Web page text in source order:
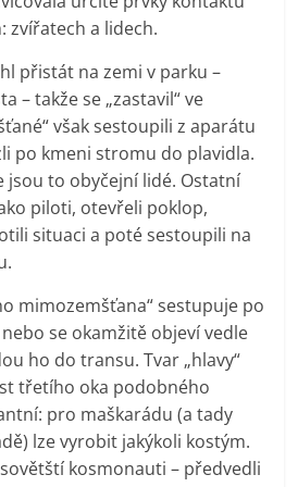
zvířatech a lidech.
přistát na zemi v parku –
– takže se „zastavil“ ve
však sestoupili z aparátu
po kmeni stromu do plavidla.
jsou to obyčejní lidé. Ostatní
piloti, otevřeli poklop,
situaci a poté sestoupili na
mimozemšťana“ sestupuje po
se okamžitě objeví vedle
ho do transu. Tvar „hlavy“
třetího oka podobného
pro maškarádu (a tady
lze vyrobit jakýkoli kostým.
kosmonauti – předvedli